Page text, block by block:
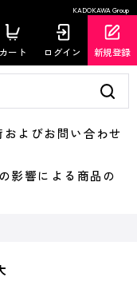
KADOKAWA Group
カート ログイン 新規登録
よびお問い合わせ
響による商品の